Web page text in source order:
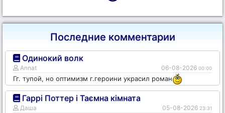
Последние комментарии
Одинокий волк
Annat 06-08-2026 00:00
Гг. тупой, но оптимизм г.героини украсил роман
Гаррі Поттер і Таємна кімната
Даша 05-08-2026 23:31